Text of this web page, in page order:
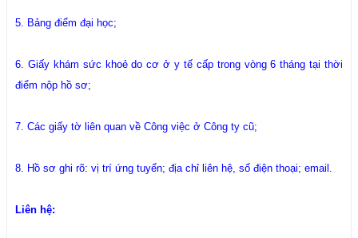
5. Bảng điểm đại học;
6. Giấy khám sức khoẻ do cơ ở y tế cấp trong vòng 6 tháng tại thời
điểm nộp hồ sơ;
7. Các giấy tờ liên quan về Công việc ở Công ty cũ;
8. Hồ sơ ghi rõ: vị trí ứng tuyển; địa chỉ liên hệ, số điện thoại; email.
Liên hệ: